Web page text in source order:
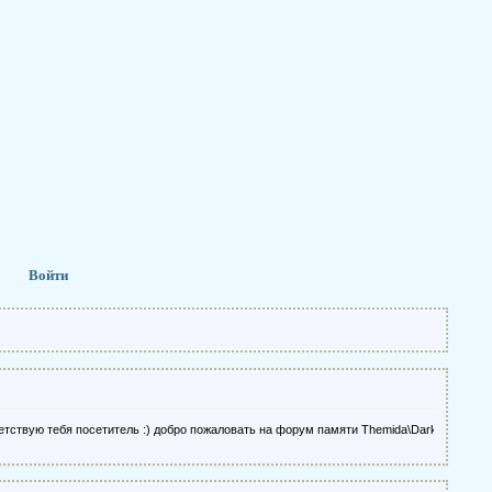
Войти
тебя посетитель :) добро пожаловать на форум памяти Themida\DarkPower :)